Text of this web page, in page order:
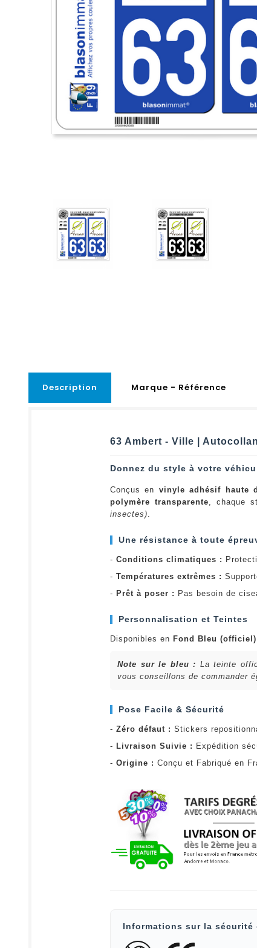
Description Marque - Référence
63 Ambert - Ville |
Donnez du style à votre
Conçus en vinyle adhésif haute
polymère transparente , chaque
insectes)
Une résistance à toute
- Conditions climatiques :
- Températures extrêmes :
- Prêt à poser : Pas besoin de
Personnalisation et Teintes
Disponibles en Fond Bleu (officiel)
Note sur le bleu : La teinte
vous conseillons de commander
Pose Facile & Sécurité
- Zéro défaut : Stickers
- Livraison Suivie : Expédition
- Origine : Conçu et Fabriqué en
Informations sur la sécurité